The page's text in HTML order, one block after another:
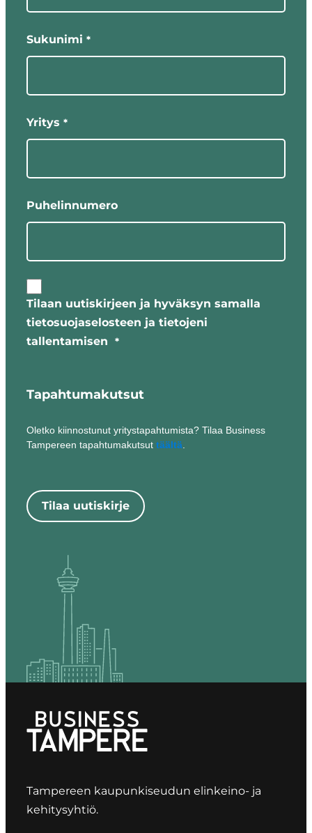
Sukunimi *
Yritys *
Puhelinnumero
Tilaan uutiskirjeen ja hyväksyn samalla
tietosuojaselosteen ja tietojeni
tallentamisen
*
Tapahtumakutsut
Oletko kiinnostunut yritystapahtumista? Tilaa Business
Tampereen tapahtumakutsut täältä.
Tilaa uutiskirje
Tampereen kaupunkiseudun elinkeino- ja
kehitysyhtiö.